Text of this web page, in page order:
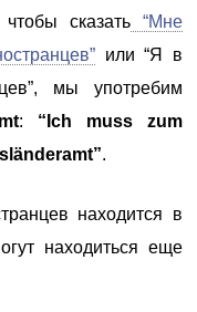
сказать“Мне
или “Я в
мы употребим
: “Ich muss zum
.
находится в
находиться еще